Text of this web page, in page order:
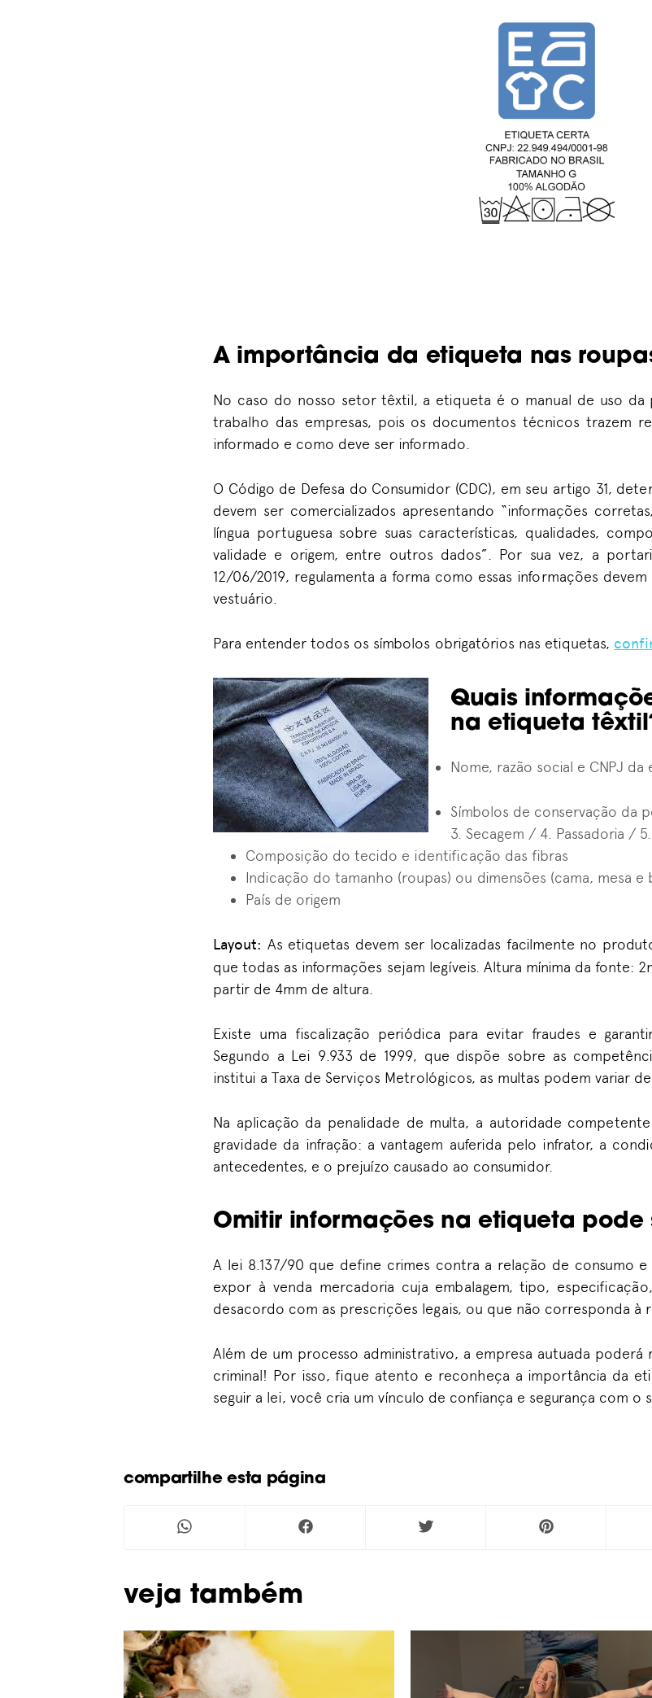
A importância da etiqueta nas
No caso do nosso setor têxtil, a etiqueta é o manual de uso da
trabalho das empresas, pois os documentos técnicos trazem
informado e como deve ser informado.
O Código de Defesa do Consumidor (CDC), em seu artigo 31,
devem ser comercializados apresentando “informações
língua portuguesa sobre suas características, qualidades,
validade e origem, entre outros dados”. Por sua vez, a
12/06/2019, regulamenta a forma como essas informações
vestuário.
Para entender todos os símbolos obrigatórios nas etiquetas,
Quais
na etiqueta
Nome, razão social e CNPJ da
Símbolos de conservação da
3. Secagem / 4. Passadoria /
Composição do tecido e identificação das fibras
Indicação do tamanho (roupas) ou dimensões (cama, mesa e
País de origem
Layout: As etiquetas devem ser localizadas facilmente no
que todas as informações sejam legíveis. Altura mínima da fonte:
partir de 4mm de altura.
Existe uma fiscalização periódica para evitar fraudes e
Segundo a Lei 9.933 de 1999, que dispõe sobre as
institui a Taxa de Serviços Metrológicos, as multas podem variar
Na aplicação da penalidade de multa, a autoridade
gravidade da infração: a vantagem auferida pelo infrator, a
antecedentes, e o prejuízo causado ao consumidor.
Omitir informações na etiqueta pode
A lei 8.137/90 que define crimes contra a relação de consumo
expor à venda mercadoria cuja embalagem, tipo,
desacordo com as prescrições legais, ou que não corresponda à
Além de um processo administrativo, a empresa autuada
criminal! Por isso, fique atento e reconheça a importância da
seguir a lei, você cria um vínculo de confiança e segurança com o
compartilhe esta página
Veja também